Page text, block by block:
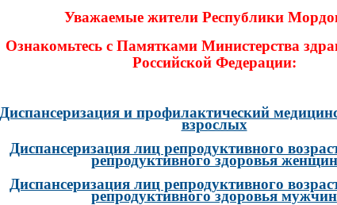
Уважаемые жители Республики
Ознакомьтесь с Памятками Министерства
Российской Федерации:
Диспансеризация и профилактический
взрослых
Диспансеризация лиц репродуктивного
репродуктивного здоровья женщин
Диспансеризация лиц репродуктивного
репродуктивного здоровья мужчин